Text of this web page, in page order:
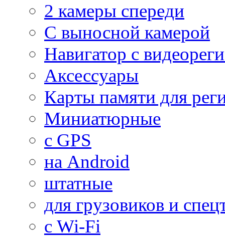
2 камеры спереди
С выносной камерой
Навигатор с
Аксессуары
Карты памяти для
Миниатюрные
с GPS
на Android
штатные
для грузовиков и
с Wi-Fi